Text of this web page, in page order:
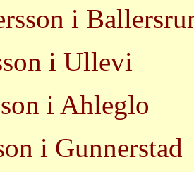
i
i Ullevi
i Ahleglo
i Gunnerstad